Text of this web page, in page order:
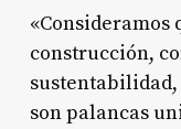
construcción,
son palancas